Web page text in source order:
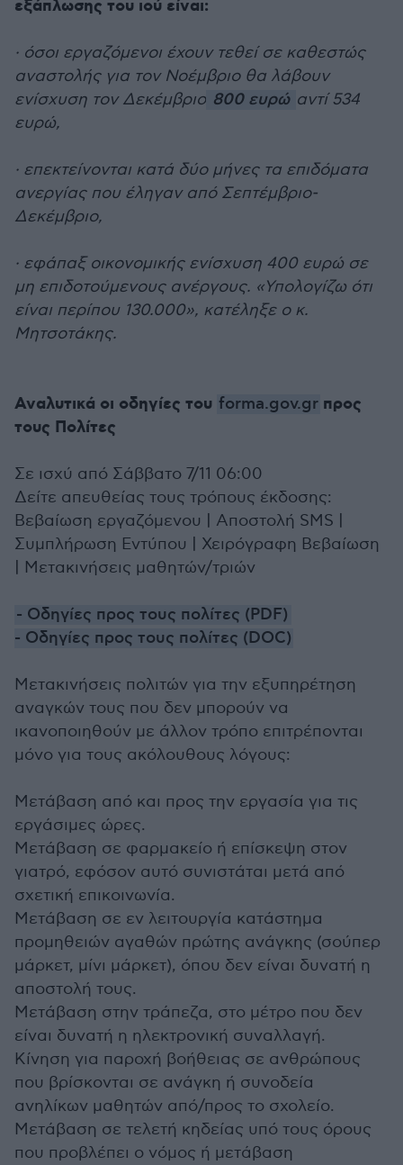
εξάπλωσης του ιού είναι:
· όσοι εργαζόμενοι έχουν τεθεί σε καθεστώς
αναστολής για τον Νοέμβριο θα λάβουν
ενίσχυση τον Δεκέμβριο 800 ευρώ αντί 534
ευρώ,
· επεκτείνονται κατά δύο μήνες τα επιδόματα
ανεργίας που έληγαν από Σεπτέμβριο-
Δεκέμβριο,
· εφάπαξ οικονομικής ενίσχυση 400 ευρώ σε
μη επιδοτούμενους ανέργους. «Υπολογίζω ότι
είναι περίπου 130.000», κατέληξε ο κ.
Μητσοτάκης.
Αναλυτικά οι oδηγίες του forma.gov.gr προς
τους Πολίτες
Σε ισχύ από Σάββατο 7/11 06:00
Δείτε απευθείας τους τρόπους έκδοσης:
Βεβαίωση εργαζόμενου | Αποστολή SMS |
Συμπλήρωση Εντύπου | Χειρόγραφη Βεβαίωση
| Mετακινήσεις μαθητών/τριών
- Οδηγίες προς τους πολίτες (PDF)
- Οδηγίες προς τους πολίτες (DOC)
Μετακινήσεις πολιτών για την εξυπηρέτηση
αναγκών τους που δεν μπορούν να
ικανοποιηθούν με άλλον τρόπο επιτρέπονται
μόνο για τους ακόλουθους λόγους:
Μετάβαση από και προς την εργασία για τις
εργάσιμες ώρες.
Μετάβαση σε φαρμακείο ή επίσκεψη στον
γιατρό, εφόσον αυτό συνιστάται μετά από
σχετική επικοινωνία.
Μετάβαση σε εν λειτουργία κατάστημα
προμηθειών αγαθών πρώτης ανάγκης (σούπερ
μάρκετ, μίνι μάρκετ), όπου δεν είναι δυνατή η
αποστολή τους.
Μετάβαση στην τράπεζα, στο μέτρο που δεν
είναι δυνατή η ηλεκτρονική συναλλαγή.
Κίνηση για παροχή βοήθειας σε ανθρώπους
που βρίσκονται σε ανάγκη ή συνοδεία
ανηλίκων μαθητών από/προς το σχολείο.
Μετάβαση σε τελετή κηδείας υπό τους όρους
που προβλέπει ο νόμος ή μετάβαση